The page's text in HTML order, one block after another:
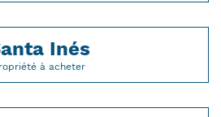
Inés
à acheter